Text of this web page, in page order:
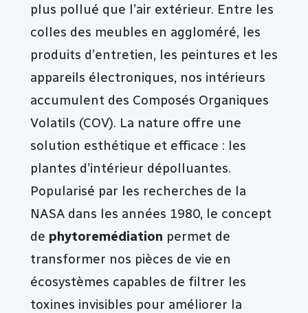
plus pollué que l’air extérieur. Entre les
colles des meubles en aggloméré, les
produits d’entretien, les peintures et les
appareils électroniques, nos intérieurs
accumulent des Composés Organiques
Volatils (COV). La nature offre une
solution esthétique et efficace : les
plantes d’intérieur dépolluantes.
Popularisé par les recherches de la
NASA dans les années 1980, le concept
de phytoremédiation permet de
transformer nos pièces de vie en
écosystèmes capables de filtrer les
toxines invisibles pour améliorer la